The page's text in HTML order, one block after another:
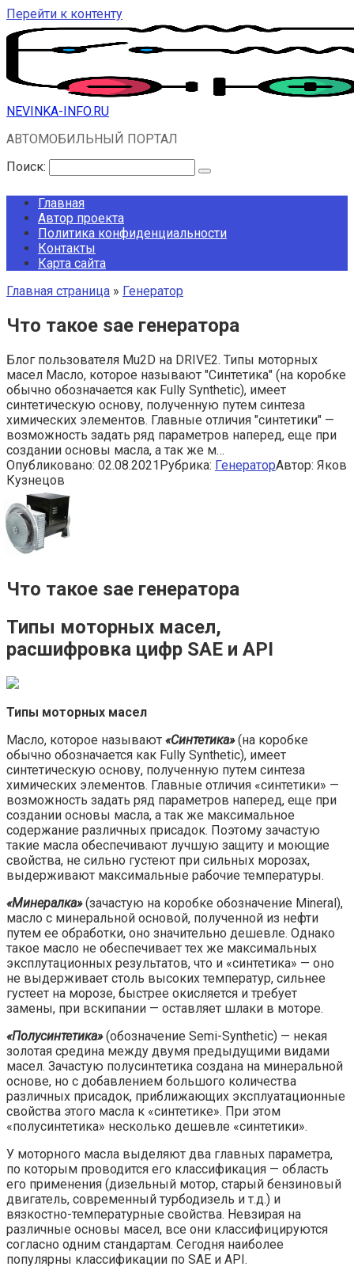
Перейти к контенту
NEVINKA-INFO.RU
АВТОМОБИЛЬНЫЙ ПОРТАЛ
Поиск:
Главная
Автор проекта
Политика конфиденциальности
Контакты
Карта сайта
Главная страница » Генератор
Что такое sae генератора
Блог пользователя Mu2D на DRIVE2. Типы моторных
масел Масло, которое называют "Cинтетика" (на коробке
обычно обозначается как Fully Synthetic), имеет
синтетическую основу, полученную путем синтеза
химических элементов. Главные отличия "синтетики" —
возможность задать ряд параметров наперед, еще при
создании основы масла, а так же м…
Опубликовано: 02.08.2021Рубрика: ГенераторАвтор: Яков
Кузнецов
Что такое sae генератора
Типы моторных масел,
расшифровка цифр SAE и API
Типы моторных масел
Масло, которое называют «Cинтетика»(на коробке
обычно обозначается как Fully Synthetic), имеет
синтетическую основу, полученную путем синтеза
химических элементов. Главные отличия «синтетики» —
возможность задать ряд параметров наперед, еще при
создании основы масла, а так же максимальное
содержание различных присадок. Поэтому зачастую
такие масла обеспечивают лучшую защиту и моющие
свойства, не сильно густеют при сильных морозах,
выдерживают максимальные рабочие температуры.
«Минералка»(зачастую на коробке обозначение Mineral),
масло с минеральной основой, полученной из нефти
путем ее обработки, оно значительно дешевле. Однако
такое масло не обеспечивает тех же максимальных
эксплутационных результатов, что и «синтетика» — оно
не выдерживает столь высоких температур, сильнее
густеет на морозе, быстрее окисляется и требует
замены, при вскипании — оставляет шлаки в моторе.
«Полусинтетика»(обозначение Semi-Synthetic) — некая
золотая средина между двумя предыдущими видами
масел. Зачастую полусинтетика создана на минеральной
основе, но с добавлением большого количества
различных присадок, приближающих эксплуатационные
свойства этого масла к «синтетике». При этом
«полусинтетика» несколько дешевле «синтетики».
У моторного масла выделяют два главных параметра,
по которым проводится его классификация — область
его применения (дизельный мотор, старый бензиновый
двигатель, современный турбодизель и т.д.) и
вязкостно-температурные свойства. Невзирая на
различные основы масел, все они классифицируются
согласно одним стандартам. Сегодня наиболее
популярны классификации по SAE и API.